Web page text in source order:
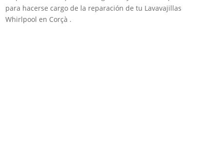
para hacerse cargo de la reparación de tu Lavavajillas
Whirlpool en Corçà .